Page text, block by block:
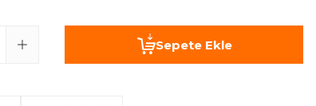
Sepete Ekle